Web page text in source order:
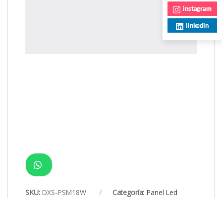
SKU: DXS-PSM18W Categoría: Panel Led
instagram
linkedin